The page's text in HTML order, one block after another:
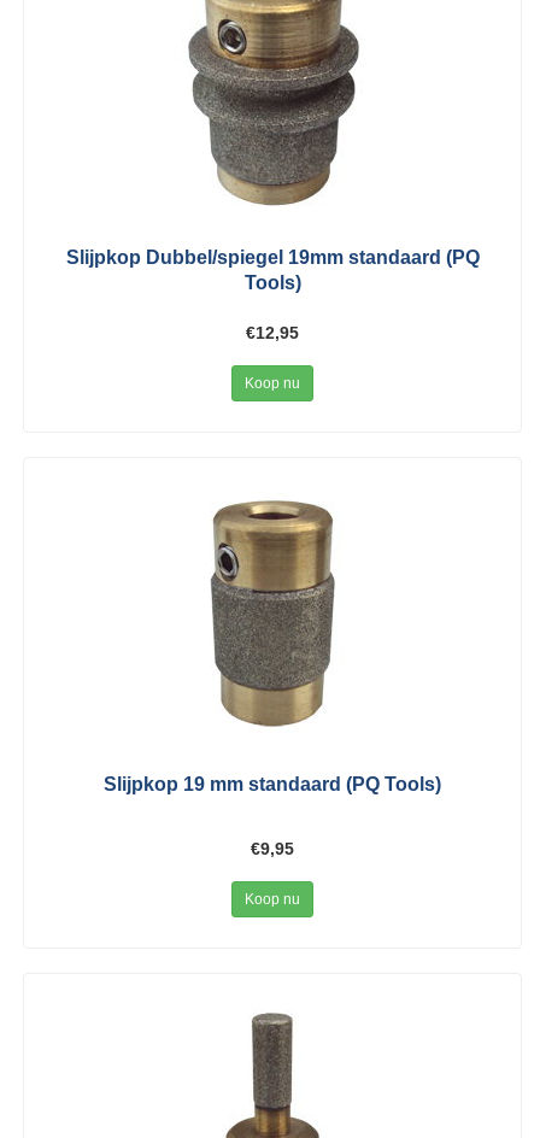
Slijpkop Dubbel/spiegel 19mm standaard (PQ
Tools)
€12,95
Koop nu
Slijpkop 19 mm standaard (PQ Tools)
€9,95
Koop nu